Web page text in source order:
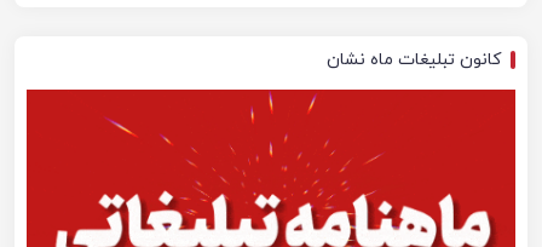
کانون تبلیغات ماه نشان